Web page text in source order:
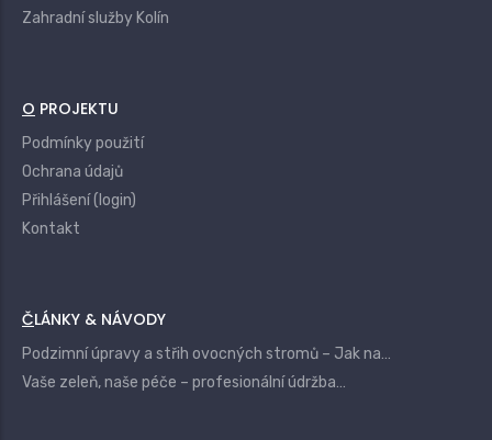
Zahradní služby Kolín
O PROJEKTU
Podmínky použití
Ochrana údajů
Přihlášení (login)
Kontakt
ČLÁNKY & NÁVODY
Podzimní úpravy a střih ovocných stromů – Jak na…
Vaše zeleň, naše péče – profesionální údržba…